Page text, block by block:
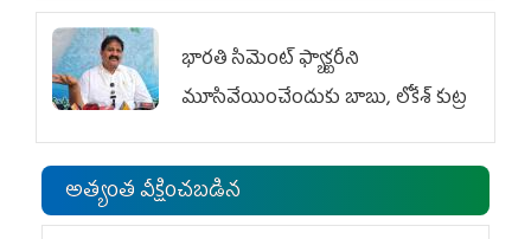
భారతి సిమెంట్ ఫ్యాక్టరీని
మూసివేయించేందుకు బాబు, లోకేశ్ కుట్ర
అత్యంత వీక్షించబడిన